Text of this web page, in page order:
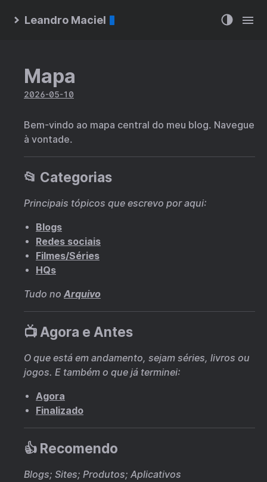
Leandro Maciel
Mapa
2026-05-10
Bem-vindo ao mapa central do meu blog. Navegue
à vontade.
📂 Categorias
Principais tópicos que escrevo por aqui:
Blogs
Redes sociais
Filmes/Séries
HQs
Tudo no Arquivo
📺 Agora e Antes
O que está em andamento, sejam séries, livros ou
jogos. E também o que já terminei:
Agora
Finalizado
👍 Recomendo
Blogs; Sites; Produtos; Aplicativos